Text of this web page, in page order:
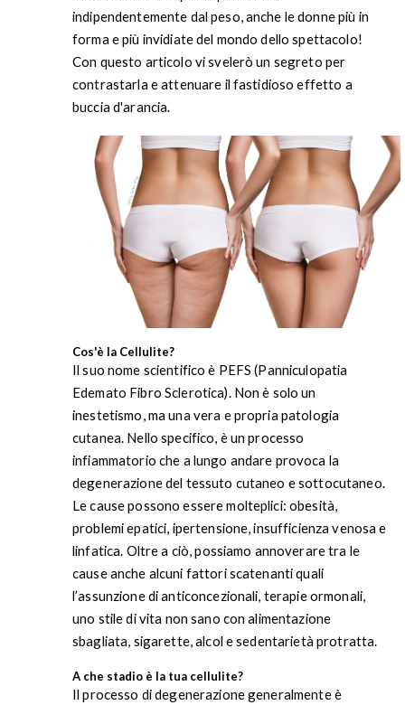
indipendentemente dal peso, anche le donne più in
forma e più invidiate del mondo dello spettacolo!
Con questo articolo vi svelerò un segreto per
contrastarla e attenuare il fastidioso effetto a
buccia d'arancia.
Cos'è la Cellulite?
Il suo nome scientifico è PEFS (Panniculopatia
Edemato Fibro Sclerotica). Non è solo un
inestetismo, ma una vera e propria patologia
cutanea. Nello specifico, è un processo
infiammatorio che a lungo andare provoca la
degenerazione del tessuto cutaneo e sottocutaneo.
Le cause possono essere molteplici: obesità,
problemi epatici, ipertensione, insufficienza venosa e
linfatica. Oltre a ciò, possiamo annoverare tra le
cause anche alcuni fattori scatenanti quali
l’assunzione di anticoncezionali, terapie ormonali,
uno stile di vita non sano con alimentazione
sbagliata, sigarette, alcol e sedentarietà protratta.
A che stadio è la tua cellulite?
Il processo di degenerazione generalmente è